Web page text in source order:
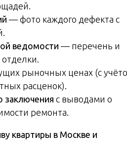
— фото каждого дефекта с
ведомости — перечень и
рыночных ценах (с
расценок).
заключения с выводами о
ремонта.
квартиры в Москве и